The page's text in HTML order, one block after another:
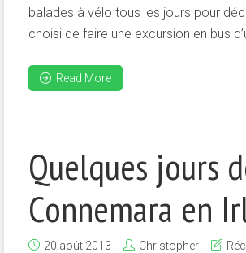
balades à vélo tous les jours pour
choisi de faire une excursion en bus
Read More
Quelques jours
Connemara en
20 août 2013 Christopher